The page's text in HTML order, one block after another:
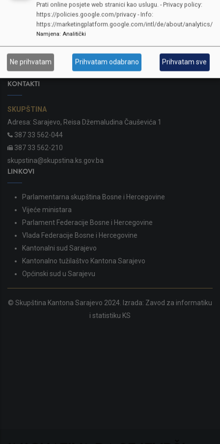
KONTAKTI
SKUPŠTINA
Adresa: Sarajevo, Reisa Džemaludina Čauševića 1
387 33 562-044
387 33 562-210
skupstina@skupstina.ks.gov.ba
LINKOVI
Parlamentarna skupština Bosne i Hercegovine
Vijeće ministara
Parlament Federacije Bosne i Hercegovine
Vlada Federacije Bosne i Hercegovine
Kantonalni sud Sarajevo
Kantonalno tužilaštvo Kantona Sarajevo
Općinski sud u Sarajevu
© Skupština Kantona Sarajevo 2024. Izrada: Zavod za informatiku
i statistiku KS
Prati online posjete web stranici kao uslugu. - Privacy policy:
https://policies.google.com/privacy - Info:
https://marketingplatform.google.com/intl/de/about/analytics/
Namjena: Analitički
Ne prihvatam Prihvatam odabrano Prihvatam sve